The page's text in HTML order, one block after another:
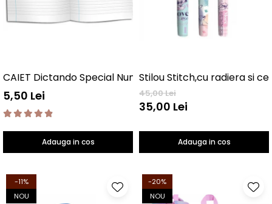
CAIET Dictando Special NumLit CD
5,50 Lei
Adauga in cos
Stilou Stitch,cu radiera si
45,00 Lei
35,00 Lei
Adauga in cos
-11%
NOU
-20%
NOU